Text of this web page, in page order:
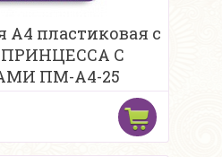
А4 пластиковая с
С
ПМ-А4-25